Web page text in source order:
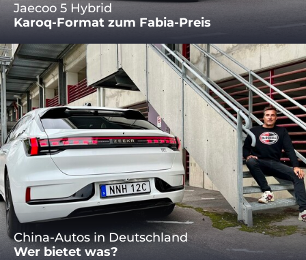
Jaecoo 5 Hybrid
Karoq-Format zum Fabia-Preis
China-Autos in Deutschland
Wer bietet was?